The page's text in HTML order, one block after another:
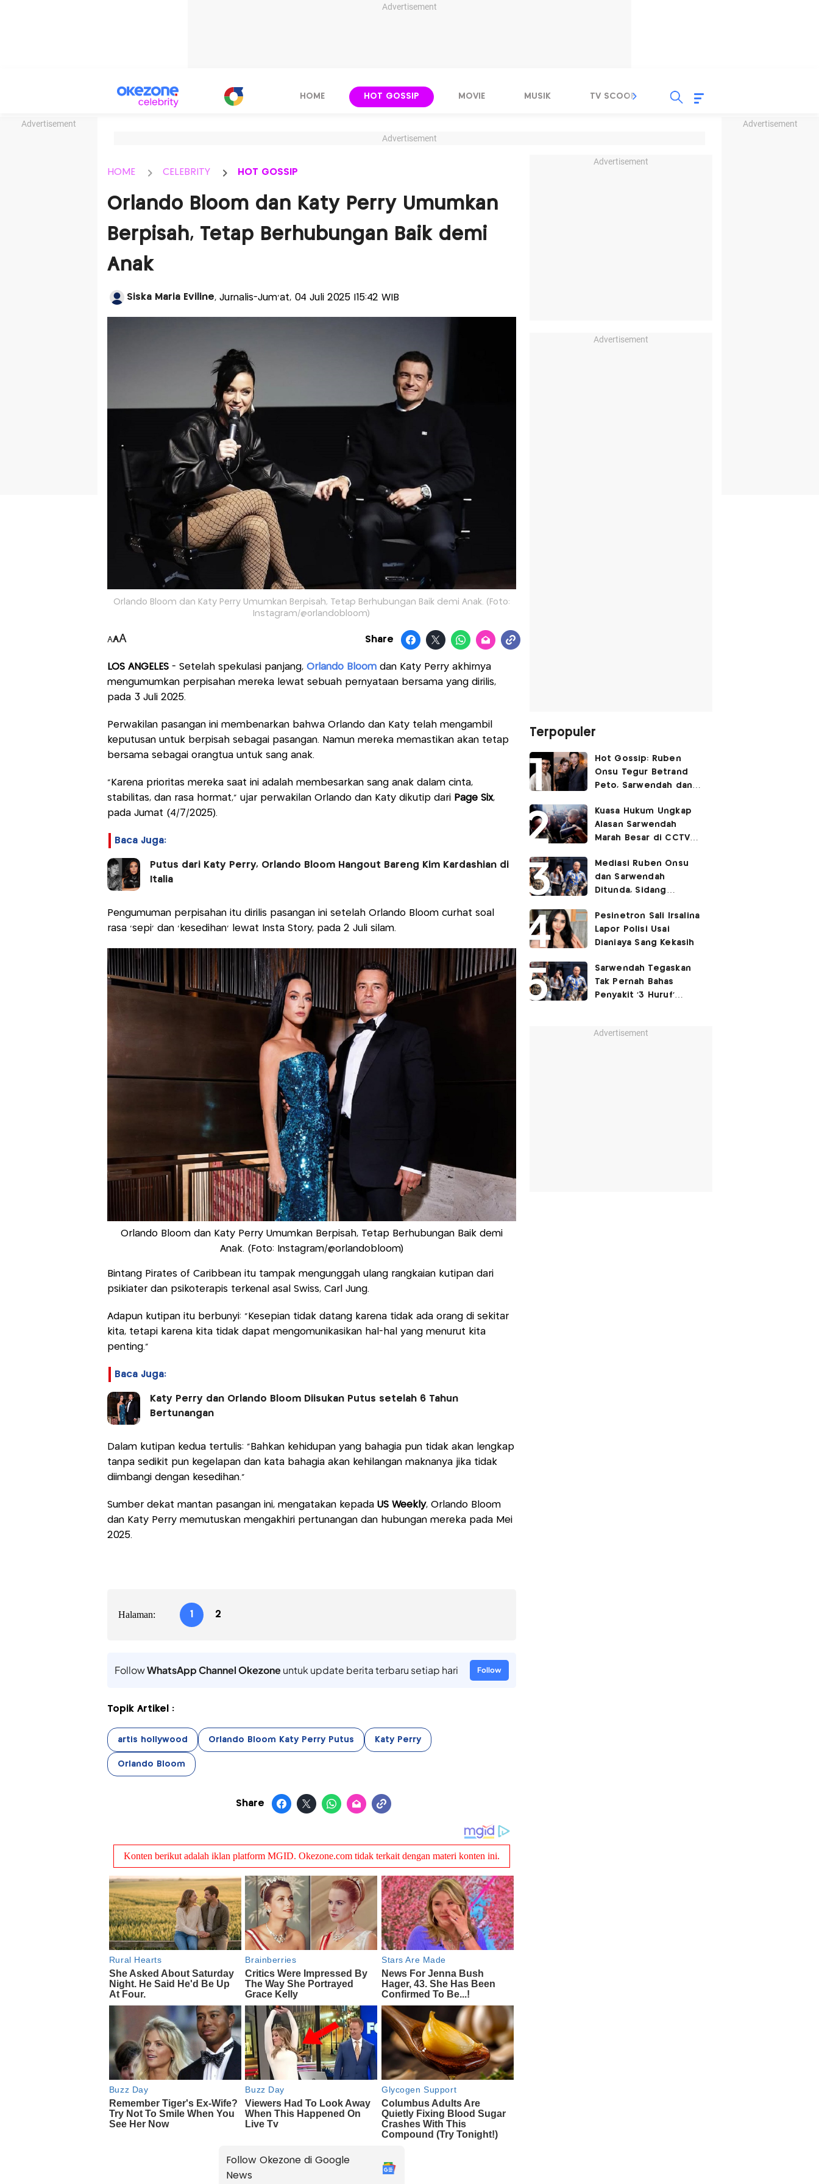
Advertisement
Advertisement Advertisement
HOME HOT GOSSIP MOVIE MUSIK TV SCOOP LIRIK
Advertisement
HOME CELEBRITY HOT GOSSIP
Orlando Bloom dan Katy Perry Umumkan
Berpisah, Tetap Berhubungan Baik demi
Anak
Siska Maria Eviline, Jurnalis-Jum'at, 04 Juli 2025 |15:42 WIB
Orlando Bloom dan Katy Perry Umumkan Berpisah, Tetap Berhubungan Baik demi Anak. (Foto:
Instagram/@orlandobloom)
AAA Share
LOS ANGELES- Setelah spekulasi panjang, Orlando Bloomdan Katy Perry akhirnya
mengumumkan perpisahan mereka lewat sebuah pernyataan bersama yang dirilis,
pada 3 Juli 2025.
Perwakilan pasangan ini membenarkan bahwa Orlando dan Katy telah mengambil
keputusan untuk berpisah sebagai pasangan. Namun mereka memastikan akan tetap
bersama sebagai orangtua untuk sang anak.
“Karena prioritas mereka saat ini adalah membesarkan sang anak dalam cinta,
stabilitas, dan rasa hormat,” ujar perwakilan Orlando dan Katy dikutip dari Page Six,
pada Jumat (4/7/2025).
Baca Juga:
Putus dari Katy Perry, Orlando Bloom Hangout Bareng Kim Kardashian di
Italia
Pengumuman perpisahan itu dirilis pasangan ini setelah Orlando Bloom curhat soal
rasa ‘sepi’ dan ‘kesedihan’ lewat Insta Story, pada 2 Juli silam.
Orlando Bloom dan Katy Perry Umumkan Berpisah, Tetap Berhubungan Baik demi
Anak. (Foto: Instagram/@orlandobloom)
Bintang Pirates of Caribbean itu tampak mengunggah ulang rangkaian kutipan dari
psikiater dan psikoterapis terkenal asal Swiss, Carl Jung.
Adapun kutipan itu berbunyi: “Kesepian tidak datang karena tidak ada orang di sekitar
kita, tetapi karena kita tidak dapat mengomunikasikan hal-hal yang menurut kita
penting.”
Baca Juga:
Katy Perry dan Orlando Bloom Diisukan Putus setelah 6 Tahun
Bertunangan
Dalam kutipan kedua tertulis: “Bahkan kehidupan yang bahagia pun tidak akan lengkap
tanpa sedikit pun kegelapan dan kata bahagia akan kehilangan maknanya jika tidak
diimbangi dengan kesedihan.”
Sumber dekat mantan pasangan ini, mengatakan kepada US Weekly, Orlando Bloom
dan Katy Perry memutuskan mengakhiri pertunangan dan hubungan mereka pada Mei
2025.
Halaman: 1 2
FollowWhatsApp Channel Okezoneuntuk update berita terbaru setiap hari Follow
Topik Artikel :
artis hollywood Orlando Bloom Katy Perry Putus Katy Perry
Orlando Bloom
Share
Follow Okezone di Google
News
Advertisement
Advertisement
Terpopuler
Hot Gossip: Ruben
Onsu Tegur Betrand
Peto, Sarwendah dan
Kemesraan
Kuasa Hukum Ungkap
Alasan Sarwendah
Marah Besar di CCTV
Kecewa Mendalam
Mediasi Ruben Onsu
dan Sarwendah
Ditunda, Sidang
Pesinetron Sali Irsalina
Lapor Polisi Usai
Dianiaya Sang Kekasih
Sarwendah Tegaskan
Tak Pernah Bahas
Penyakit '3 Huruf'
Advertisement